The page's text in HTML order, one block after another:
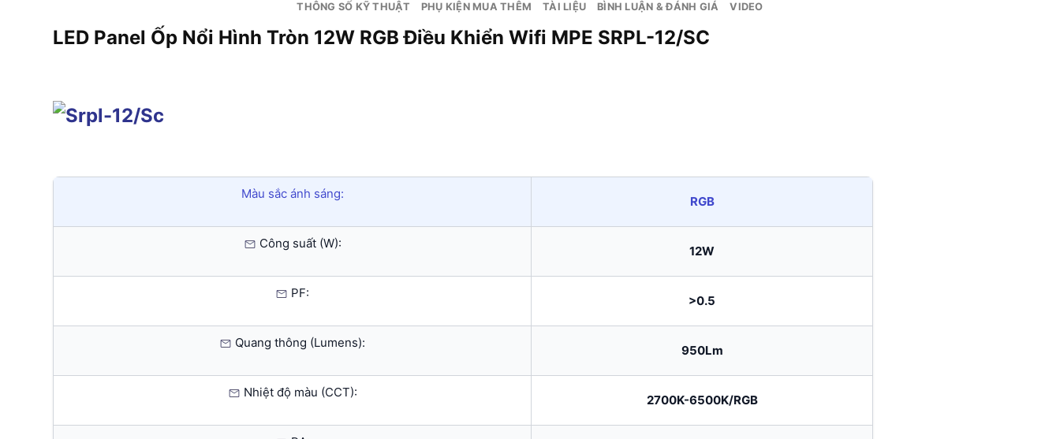
THÔNG SỐ KỸ THUẬT PHỤ KIỆN MUA THÊM TÀI LIỆU BÌNH LUẬN & ĐÁNH GIÁ VIDEO
LED Panel Ốp Nổi Hình Tròn 12W RGB Điều Khiển Wifi MPE SRPL-12/SC
Màu sắc ánh sáng:
RGB
Công suất (W):
12W
PF:
>0.5
Quang thông (Lumens):
950Lm
Nhiệt độ màu (CCT):
2700K-6500K/RGB